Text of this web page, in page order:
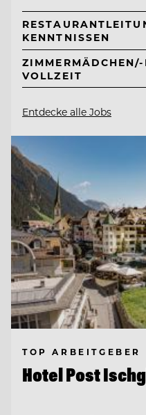
KENNTNISSEN
VOLLZEIT
Entdecke alle Jobs
TOP ARBEITGEBER
Hotel Post